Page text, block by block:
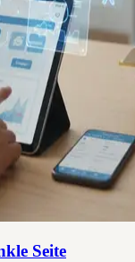
Seite